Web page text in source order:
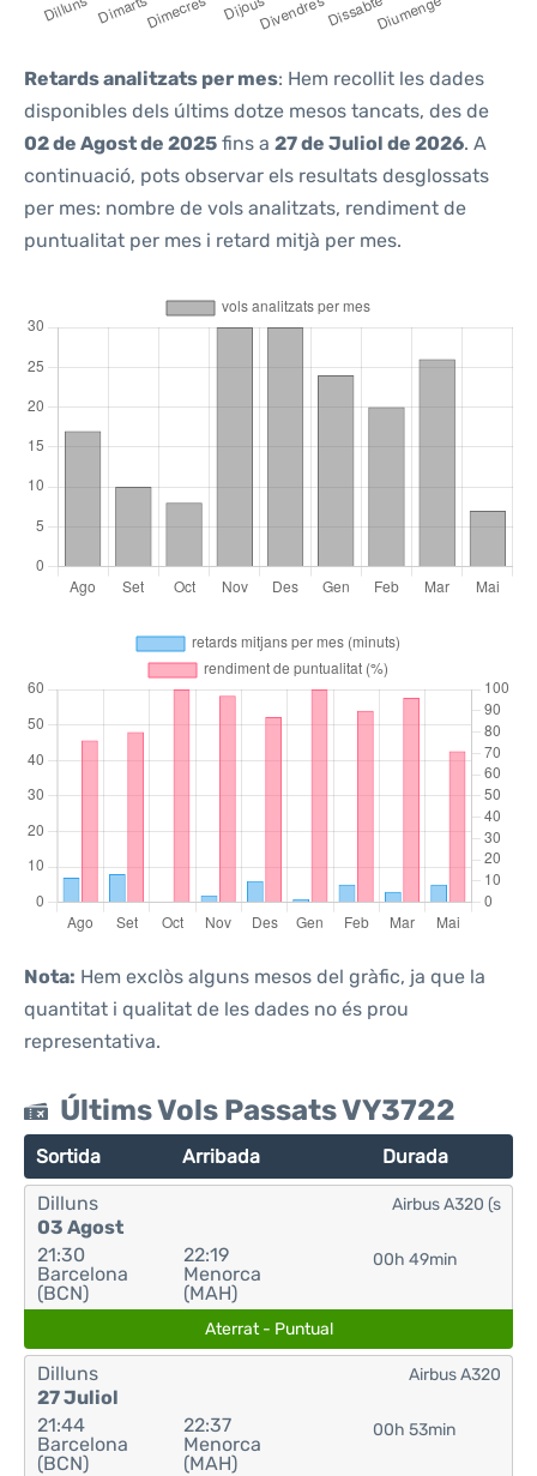
Retards analitzats per mes: Hem recollit les dades
disponibles dels últims dotze mesos tancats, des de
02 de Agost de 2025 fins a 27 de Juliol de 2026. A
continuació, pots observar els resultats desglossats
per mes: nombre de vols analitzats, rendiment de
puntualitat per mes i retard mitjà per mes.
Nota: Hem exclòs alguns mesos del gràfic, ja que la
quantitat i qualitat de les dades no és prou
representativa.
Últims Vols Passats VY3722
Sortida Arribada Durada
Dilluns
03 Agost
21:30
Barcelona
(BCN)
22:19
Menorca
(MAH)
00h 49min
Airbus A320 (s
Aterrat - Puntual
Dilluns
27 Juliol
21:44
Barcelona
(BCN)
22:37
Menorca
(MAH)
00h 53min
Airbus A320